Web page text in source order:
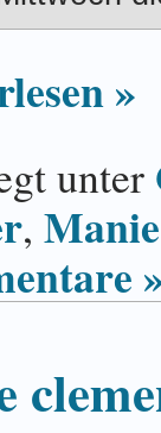
»
unter
,